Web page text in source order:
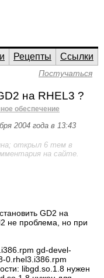
Рецепты
Ссылки
Постучаться
на RHEL3 ?
обеспечение
2004 года в 13:43
открыл 6 тем в
на сайте.
GD2 на
не проблема, но при
gd-devel-
0.rhel3.i386.rpm
libgd.so.1.8 нужен